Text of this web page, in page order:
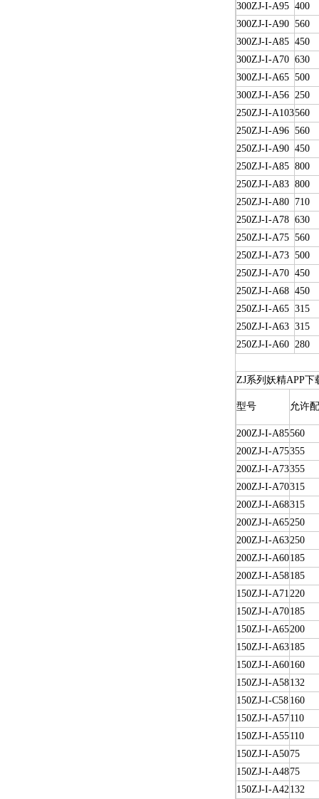
300ZJ-I-A95 400
300ZJ-I-A90 560
300ZJ-I-A85 450
300ZJ-I-A70 630
300ZJ-I-A65 500
300ZJ-I-A56 250
250ZJ-I-A103560
250ZJ-I-A96 560
250ZJ-I-A90 450
250ZJ-I-A85 800
250ZJ-I-A83 800
250ZJ-I-A80 710
250ZJ-I-A78 630
250ZJ-I-A75 560
250ZJ-I-A73 500
250ZJ-I-A70 450
250ZJ-I-A68 450
250ZJ-I-A65 315
250ZJ-I-A63 315
250ZJ-I-A60 280
ZJ系列妖精APP
型号 允许
200ZJ-I-A85560
200ZJ-I-A75355
200ZJ-I-A73355
200ZJ-I-A70315
200ZJ-I-A68315
200ZJ-I-A65250
200ZJ-I-A63250
200ZJ-I-A60185
200ZJ-I-A58185
150ZJ-I-A71220
150ZJ-I-A70185
150ZJ-I-A65200
150ZJ-I-A63185
150ZJ-I-A60160
150ZJ-I-A58132
150ZJ-I-C58 160
150ZJ-I-A57110
150ZJ-I-A55110
150ZJ-I-A5075
150ZJ-I-A4875
150ZJ-I-A42132